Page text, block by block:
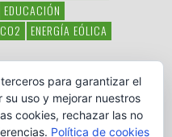
EDUCACIÓN
ENERGÍA EÓLICA
MÉXICO
POBREZA POESÍA
POLITICA
ALIMENTARIA
para garantizar el
uso y mejorar nuestros
cookies, rechazar las no
Política de cookies